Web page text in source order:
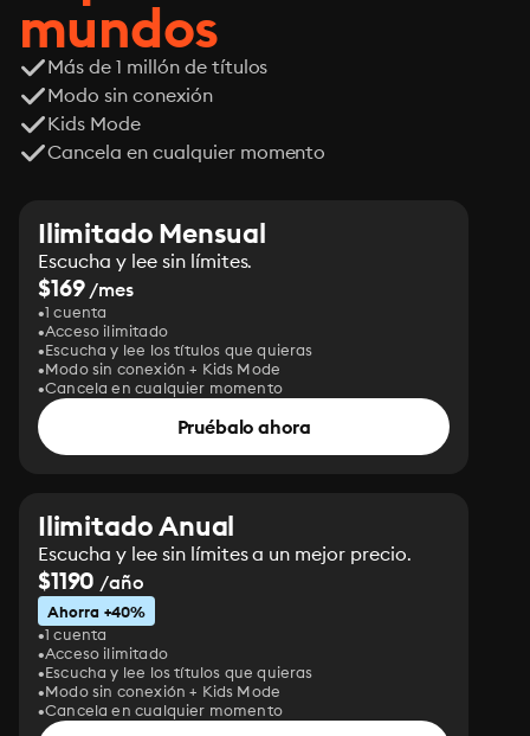
mundos
Más de 1 millón de títulos
Modo sin conexión
Kids Mode
Cancela en cualquier momento
Ilimitado Mensual
Escucha y lee sin límites.
$169/mes
1 cuenta
Acceso ilimitado
Escucha y lee los títulos que quieras
Modo sin conexión + Kids Mode
Cancela en cualquier momento
Pruébalo ahora
Ilimitado Anual
Escucha y lee sin límites a un mejor precio.
$1190 /año
Ahorra +40%
1 cuenta
Acceso ilimitado
Escucha y lee los títulos que quieras
Modo sin conexión + Kids Mode
Cancela en cualquier momento